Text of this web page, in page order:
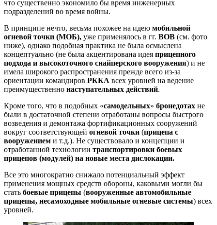
что существенно экономило бы время инженерных
подразделений во время войны.
В принципе нечто, весьма похожее на идею мобильной
огневой точки (МОБ), уже применялось в гг. ВОВ (см. фото
ниже), однако подобная практика не была осмыслена
концептуально (не была акцентирована идея прицепного
подхода и высокоточного снайперского вооружения) и не
имела широкого распространения прежде всего из-за
ориентации командиров РККА всех уровней на ведение
преимущественно наступательных действий.
Кроме того, что в подобных «самодельных» бронедотах не
были в достаточной степени отработаны вопросы быстрого
возведения и демонтажа фортификационных сооружений
вокруг соответствующей огневой точки (прицепа с
вооружением и т.д.). Не существовало и концепции и
отработанной технологии транспортировки боевых
прицепов (модулей) на новые места дислокации.
Все это многократно снижало потенциальный эффект
применения мощных средств обороны, каковыми могли бы
стать боевые прицепы (вооруженные автомобильные
прицепы, несамоходные мобильные огневые системы) всех
уровней.